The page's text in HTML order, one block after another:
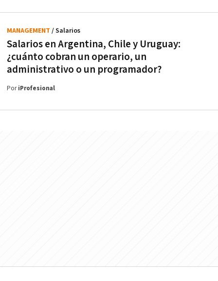
Salarios en Argentina, Chile y Uruguay:
¿cuánto cobran un operario, un
administrativo o un programador?
MANAGEMENT / Salarios
PoriProfesional